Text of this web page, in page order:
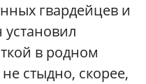
гвардейцев и
установил
в родном
стыдно, скорее,